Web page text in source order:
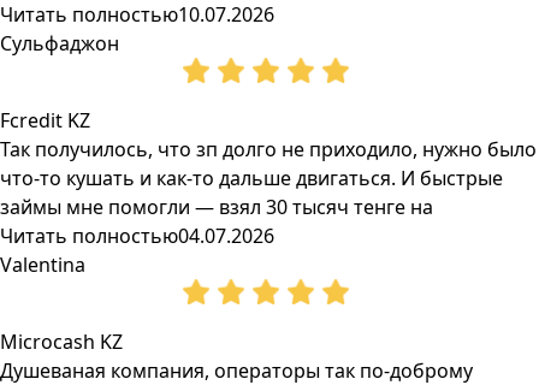
Читать полностью10.07.2026
Сульфаджон
Fcredit KZ
Так получилось, что зп долго не приходило, нужно было
что-то кушать и как-то дальше двигаться. И быстрые
займы мне помогли — взял 30 тысяч тенге на
Читать полностью04.07.2026
Valentina
Microcash KZ
Душеваная компания, операторы так по-доброму